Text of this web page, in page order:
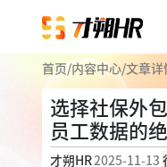
企业人事外包
服务案例
首页/内容中心/文章详
选择社保外
员工数据的
才朔HR2025-11-13